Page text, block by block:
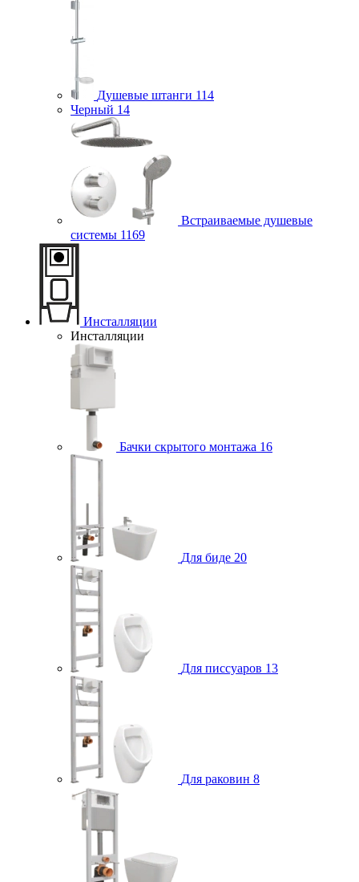
Душевые штанги 114
Черный 14
Встраиваемые душевые
системы 1169
Инсталляции
Инсталляции
Бачки скрытого монтажа 16
Для биде 20
Для писсуаров 13
Для раковин 8